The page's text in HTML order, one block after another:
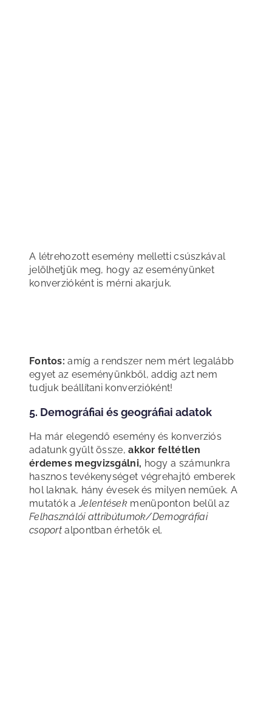
A létrehozott esemény melletti csúszkával
jelölhetjük meg, hogy az eseményünket
konverzióként is mérni akarjuk.
Fontos: amíg a rendszer nem mért legalább
egyet az eseményünkből, addig azt nem
tudjuk beállítani konverzióként!
5. Demográfiai és geográfiai adatok
Ha már elegendő esemény és konverziós
adatunk gyűlt össze,akkor feltétlen
érdemes megvizsgálni, hogy a számunkra
hasznos tevékenységet végrehajtó emberek
hol laknak, hány évesek és milyen neműek. A
mutatók aJelentések menüponton belül az
Felhasználói attribútumok/Demográfiai
csoportalpontban érhetők el.